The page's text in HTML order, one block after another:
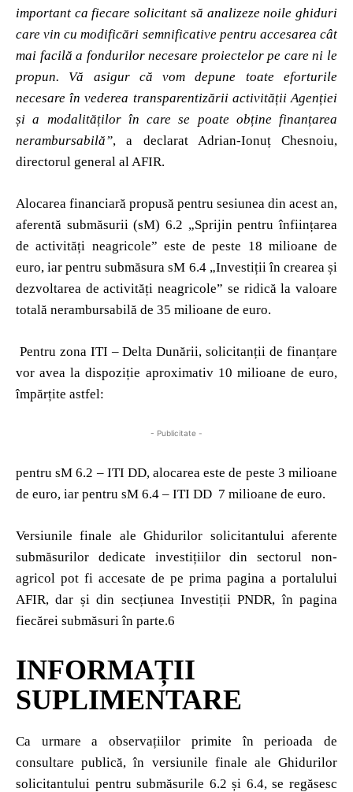
important ca fiecare solicitant să analizeze noile ghiduri
care vin cu modificări semnificative pentru accesarea cât
mai facilă a fondurilor necesare proiectelor pe care ni le
propun. Vă asigur că vom depune toate eforturile
necesare în vederea transparentizării activității Agenției
și a modalităților în care se poate obține finanțarea
nerambursabilă”, a declarat Adrian-Ionuț Chesnoiu,
directorul general al AFIR.
Alocarea financiară propusă pentru sesiunea din acest an,
aferentă submăsurii (sM) 6.2 „Sprijin pentru înființarea
de activități neagricole” este de peste 18 milioane de
euro, iar pentru submăsura sM 6.4 „Investiții în crearea și
dezvoltarea de activități neagricole” se ridică la valoare
totală nerambursabilă de 35 milioane de euro.
Pentru zona ITI – Delta Dunării, solicitanții de finanțare
vor avea la dispoziție aproximativ 10 milioane de euro,
împărțite astfel:
- Publicitate -
pentru sM 6.2 – ITI DD, alocarea este de peste 3 milioane
de euro, iar pentru sM 6.4 – ITI DD 7 milioane de euro.
Versiunile finale ale Ghidurilor solicitantului aferente
submăsurilor dedicate investițiilor din sectorul non-
agricol pot fi accesate de pe prima pagina a portalului
AFIR, dar și din secțiunea Investiții PNDR, în pagina
fiecărei submăsuri în parte.6
INFORMAȚII
SUPLIMENTARE
Ca urmare a observațiilor primite în perioada de
consultare publică, în versiunile finale ale Ghidurilor
solicitantului pentru submăsurile 6.2 și 6.4, se regăsesc